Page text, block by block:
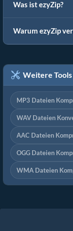
Was ist ezyZip?
Warum ezyZip
Weitere
MP3 Dateien
WAV Dateien
AAC Dateien
OGG Dateien
WMA Dateien